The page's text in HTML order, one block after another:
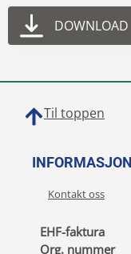
DOWNLOAD
Til toppen
INFORMASJON
Kontakt oss
EHF-faktura
Org. nummer